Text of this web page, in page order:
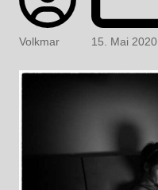
Volkmar 15. Mai 2020